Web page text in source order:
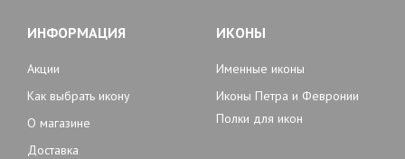
ИНФОРМАЦИЯ
Акции
Как выбрать икону
О магазине
Доставка
ИКОНЫ
Именные иконы
Иконы Петра и Февронии
Полки для икон